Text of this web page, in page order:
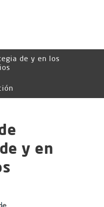
de y en los
y en